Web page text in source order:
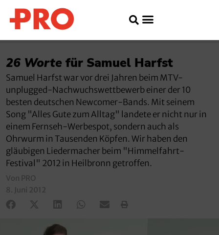
26 Worte für Samuel Harfst
Samuel Harfst war vor drei Jahren beim MTV-
unplugged-Nachwuchswettbewerb einer der 10
besten deutschen Newcomer-Bands. Mit seinem
Song "Alles Gute zum Alltag" landete er nicht nur in
einem Fernseh-Werbespot, sondern auch als
Ohrwurm in Tausenden Köpfen. Wir haben den
gläubigen Liedermacher beim "Himmelfahrt-
Festival" 2012 in Heilbronn getroffen.
Von PRO
8. Juni 2012